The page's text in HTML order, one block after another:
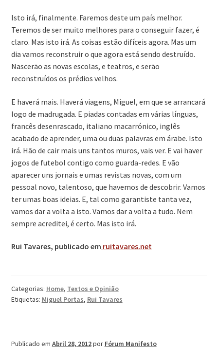
Isto irá, finalmente. Faremos deste um país melhor.
Teremos de ser muito melhores para o conseguir fazer, é
claro. Mas isto irá. As coisas estão difíceis agora. Mas um
dia vamos reconstruir o que agora está sendo destruído.
Nascerão as novas escolas, e teatros, e serão
reconstruídos os prédios velhos.
E haverá mais. Haverá viagens, Miguel, em que se arrancará
logo de madrugada. E piadas contadas em várias línguas,
francês desenrascado, italiano macarrónico, inglês
acabado de aprender, uma ou duas palavras em árabe. Isto
irá. Hão de cair mais uns tantos muros, vais ver. E vai haver
jogos de futebol contigo como guarda-redes. E vão
aparecer uns jornais e umas revistas novas, com um
pessoal novo, talentoso, que havemos de descobrir. Vamos
ter umas boas ideias. E, tal como garantiste tanta vez,
vamos dar a volta a isto. Vamos dar a volta a tudo. Nem
sempre acreditei, é certo. Mas isto irá.
Rui Tavares, publicado em ruitavares.net
Categorias: Home, Textos e Opinião
Etiquetas: Miguel Portas, Rui Tavares
Publicado em Abril 28, 2012por Fórum Manifesto